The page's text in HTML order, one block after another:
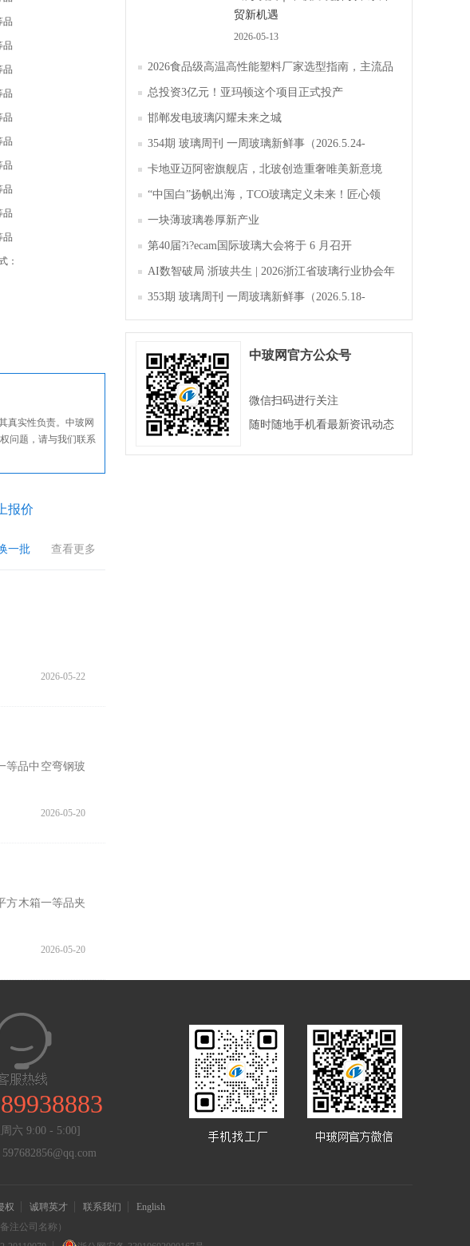
贸新机遇
2026-05-13
2026食品级高温高性能塑料厂家选型指南，主流品
牌全面解析评测
总投资3亿元！亚玛顿这个项目正式投产
邯郸发电玻璃闪耀未来之城
354期 玻璃周刊 一周玻璃新鲜事（2026.5.24-
2026.5.30）
卡地亚迈阿密旗舰店，北玻创造重奢唯美新意境
“中国白”扬帆出海，TCO玻璃定义未来！匠心领
航，淄博新材料产业聚势成峰
一块薄玻璃卷厚新产业
第40届?i?ecam国际玻璃大会将于 6 月召开
AI数智破局 浙玻共生 | 2026浙江省玻璃行业协会年
会暨第四届四次会员大会成功举办
353期 玻璃周刊 一周玻璃新鲜事（2026.5.18-
2026.5.23）
中玻网官方公众号
微信扫码进行关注
随时随地手机看最新资讯动态
品
品
品
品
品
品
品
品
品
品
：
真实性负责。中玻网
问题，请与我们联系
报价
查看更多
一批
2026-05-22
等品中空弯钢玻
2026-05-20
方木箱一等品夹
2026-05-20
六 9:00 - 5:00]
权 诚聘英才 联系我们
English
注公司名称）